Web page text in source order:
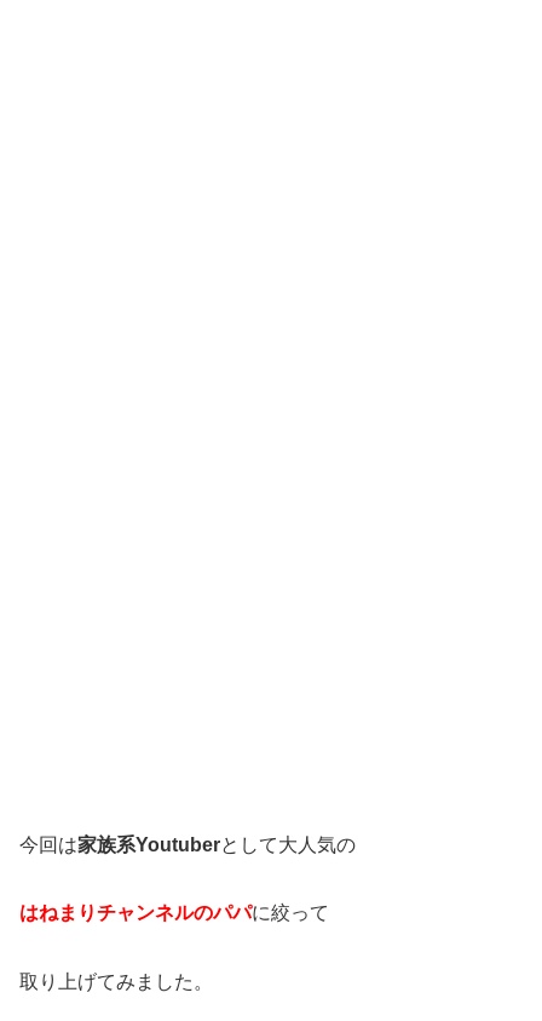
今回は家族系Youtuberとして大人気の
はねまりチャンネルのパパに絞って
取り上げてみました。